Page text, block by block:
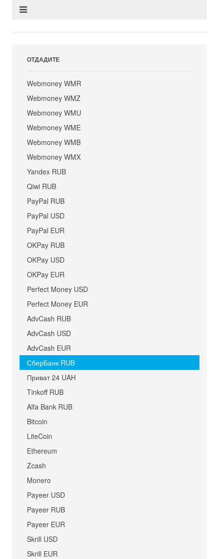
ОТДАДИТЕ
Webmoney WMR
Webmoney WMZ
Webmoney WMU
Webmoney WME
Webmoney WMB
Webmoney WMX
Yandex RUB
Qiwi RUB
PayPal RUB
PayPal USD
PayPal EUR
OKPay RUB
OKPay USD
OKPay EUR
Perfect Money USD
Perfect Money EUR
AdvCash RUB
AdvCash USD
AdvCash EUR
СберБанк RUB
Приват 24 UAH
Tinkoff RUB
Alfa Bank RUB
Bitcoin
LiteCoin
Ethereum
Zcash
Monero
Payeer USD
Payeer RUB
Payeer EUR
Skrill USD
Skrill EUR